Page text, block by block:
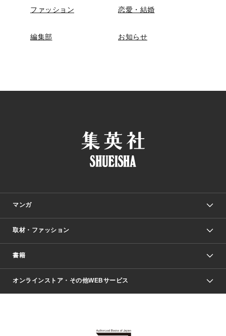
ファッション 恋愛・結婚
編集部 お知らせ
マンガ
少年マンガ
Vジャンプ
週刊ヤングジャンプ
取材・ファッション
Seventeen
芸能・情報・スポーツ
書籍
文芸・文庫・総合
オンラインストア・その他WEBサービス